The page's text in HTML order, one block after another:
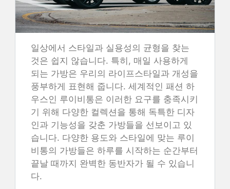
일상에서 스타일과 실용성의 균형을 찾는
것은 쉽지 않습니다. 특히, 매일 사용하게
되는 가방은 우리의 라이프스타일과 개성을
풍부하게 표현해 줍니다. 세계적인 패션 하
우스인 루이비통은 이러한 요구를 충족시키
기 위해 다양한 컬렉션을 통해 독특한 디자
인과 기능성을 갖춘 가방들을 선보이고 있
습니다. 다양한 용도와 스타일에 맞는 루이
비통의 가방들은 하루를 시작하는 순간부터
끝날 때까지 완벽한 동반자가 될 수 있습니
다.